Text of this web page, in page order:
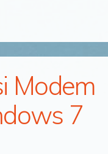
Modem
7